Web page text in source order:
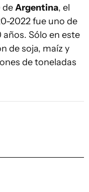
deArgentina, el
2022 fue uno de
Sólo en este
de soja, maíz y
de toneladas